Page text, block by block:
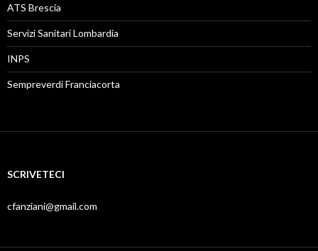
ATS Brescia
Servizi Sanitari Lombardia
INPS
Sempreverdi Franciacorta
SCRIVETECI
cfanziani@gmail.com